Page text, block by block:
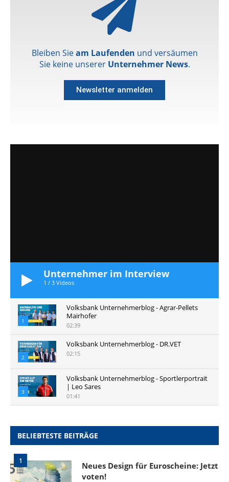
Bleiben Sieam Laufenden und versäumen
Sie keine unserer Unternehmer News.
Newsletter anmelden
Unternehmer im Interview
1 / 3 Videos
1
Volksbank Unternehmerblog - Agrar-Pellets
Mairhofer
02:39
2
Volksbank Unternehmerblog - DR.VET
02:15
3
Volksbank Unternehmerblog - Sportlerportrait
| Leo Sares
01:41
BELIEBTESTE BEITRÄGE
1
Neues Design für Euroscheine: Jetzt
voten!